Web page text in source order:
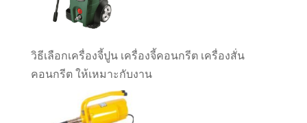
วิธีเลือกเครื่องจี้ปูน เครื่องจี้คอนกรีต เครื่องสั่น
คอนกรีต ให้เหมาะกับงาน